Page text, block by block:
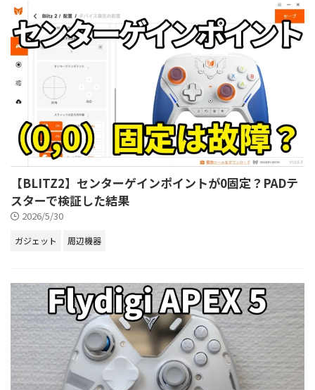
【BLITZ2】センターゲインポイントが0固定？PADテ
スターで検証した結果
2026/5/30
ガジェット 周辺機器